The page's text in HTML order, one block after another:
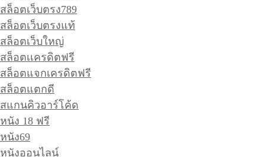
สล็อตเว็บตรง789
สล็อตเว็บตรงแท้
สล็อตเว็บใหญ่
สล็อตเเครดิตฟรี
สล็อตแจกเครดิตฟรี
สล็อตแตกดี
สแกนคิวอาร์โค้ด
หนัง 18 ฟรี
หนัง69
หนังออนไลน์